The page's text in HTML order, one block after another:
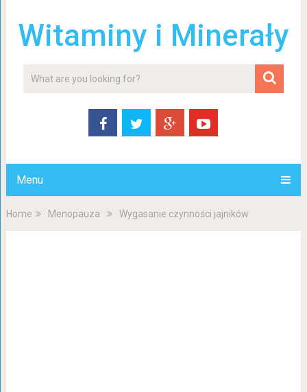
Witaminy i Minerały
Menu
Home Menopauza Wygasanie czynności jajników